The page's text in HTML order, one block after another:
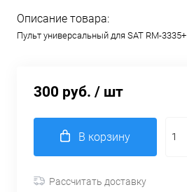
Описание товара:
Пульт универсальный для SAT RM-3335+
300 руб. / шт
В корзину
Рассчитать доставку